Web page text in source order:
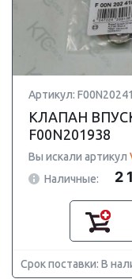
Артикул:
КЛАПАН
F00N201938
Вы искали артикул
Наличные:
2
Срок поставки: В